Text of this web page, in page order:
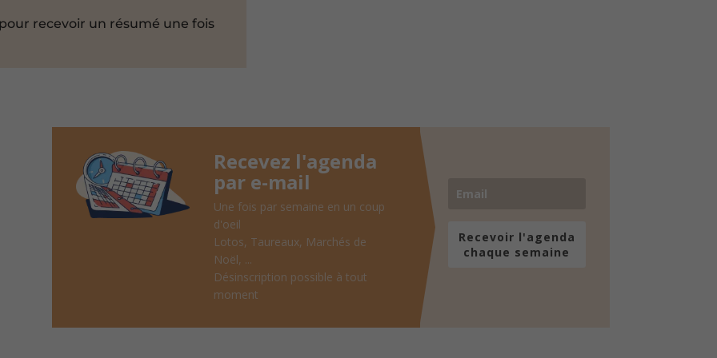
recevoir un résumé une fois
Recevez l'agenda
par e-mail
Une fois par semaine en un coup
d'oeil
Lotos, Taureaux, Marchés de
Noël, ...
Désinscription possible à tout
moment
Recevoir l'agenda
chaque semaine